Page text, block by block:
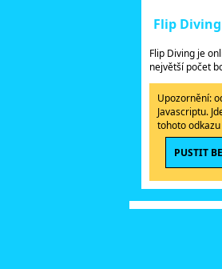
Flip Diving
Flip Diving je
největší počet
Upozornění:
Javascriptu.
tohoto
PUSTIT